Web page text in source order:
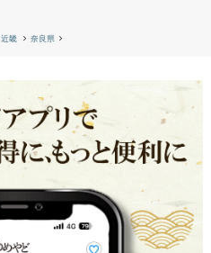
近畿 奈良県